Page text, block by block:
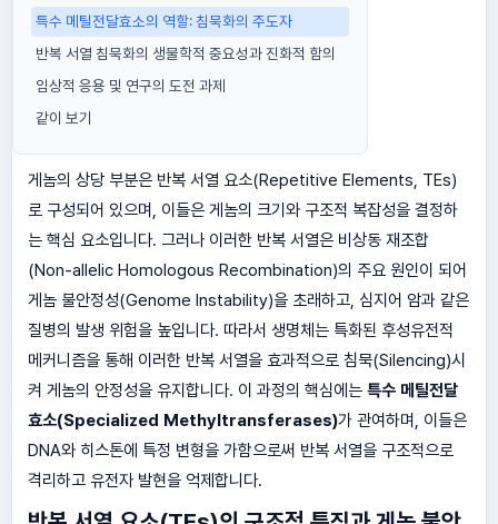
특수 메틸전달효소의 역할: 침묵화의 주도자
반복 서열 침묵화의 생물학적 중요성과 진화적 함의
임상적 응용 및 연구의 도전 과제
같이 보기
게놈의 상당 부분은 반복 서열 요소(Repetitive Elements, TEs)
로 구성되어 있으며, 이들은 게놈의 크기와 구조적 복잡성을 결정하
는 핵심 요소입니다. 그러나 이러한 반복 서열은 비상동 재조합
(Non-allelic Homologous Recombination)의 주요 원인이 되어
게놈 불안정성(Genome Instability)을 초래하고, 심지어 암과 같은
질병의 발생 위험을 높입니다. 따라서 생명체는 특화된 후성유전적
메커니즘을 통해 이러한 반복 서열을 효과적으로 침묵(Silencing)시
켜 게놈의 안정성을 유지합니다. 이 과정의 핵심에는 특수 메틸전달
효소(Specialized Methyltransferases)가 관여하며, 이들은
DNA와 히스톤에 특정 변형을 가함으로써 반복 서열을 구조적으로
격리하고 유전자 발현을 억제합니다.